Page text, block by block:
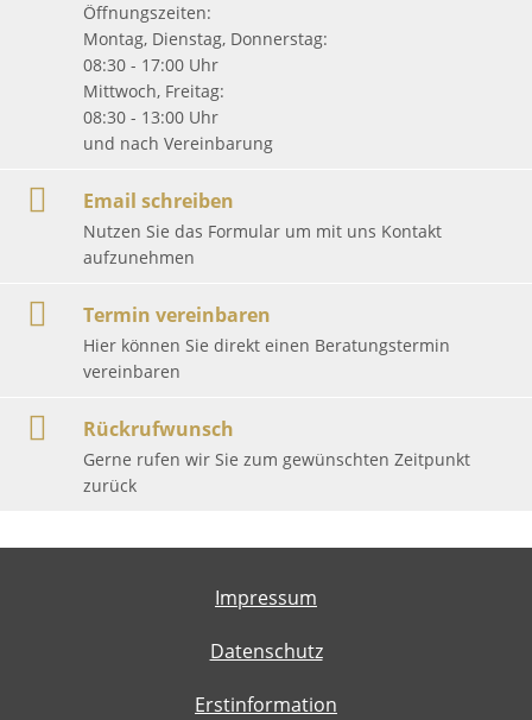
Öffnungszeiten:
Montag, Dienstag, Donnerstag:
08:30 - 17:00 Uhr
Mittwoch, Freitag:
08:30 - 13:00 Uhr
und nach Vereinbarung
Email schreiben
Nutzen Sie das Formular um mit uns Kontakt
aufzunehmen
Termin vereinbaren
Hier können Sie direkt einen Beratungstermin
vereinbaren
Rückrufwunsch
Gerne rufen wir Sie zum gewünschten Zeitpunkt
zurück
Impressum
Datenschutz
Erstinformation